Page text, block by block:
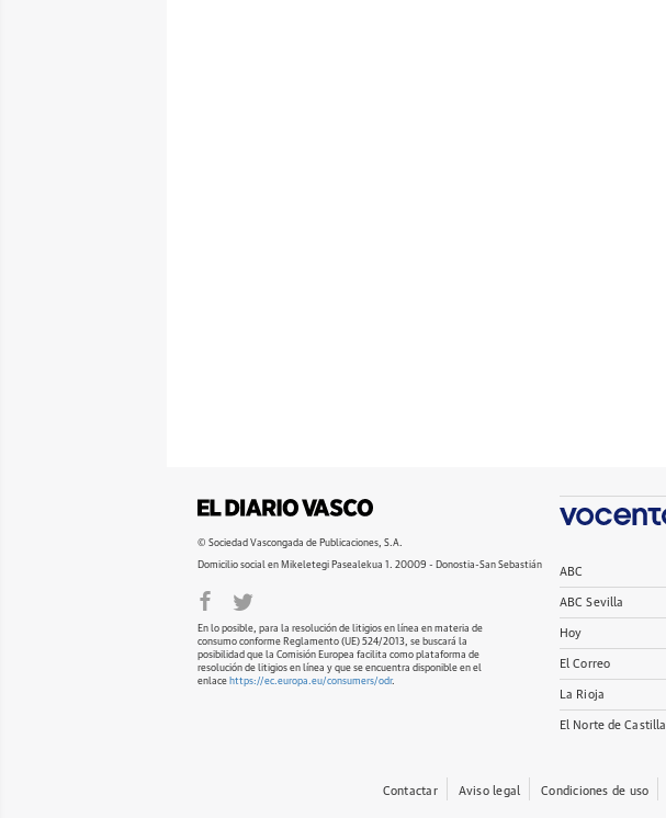
© Sociedad Vascongada de Publicaciones, S.A.
Domicilio social en Mikeletegi Pasealekua 1. 20009 - Donostia-San Sebastián
En lo posible, para la resolución de litigios en línea en materia de
consumo conforme Reglamento (UE) 524/2013, se buscará la
posibilidad que la Comisión Europea facilita como plataforma de
resolución de litigios en línea y que se encuentra disponible en el
enlace https://ec.europa.eu/consumers/odr.
ABC
ABC Sevilla
Hoy
El Correo
La Rioja
El Norte de Castilla
Contactar Aviso legal Condiciones de uso